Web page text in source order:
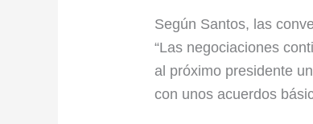
Según Santos, las
“Las negociaciones
al próximo presidente
con unos acuerdos